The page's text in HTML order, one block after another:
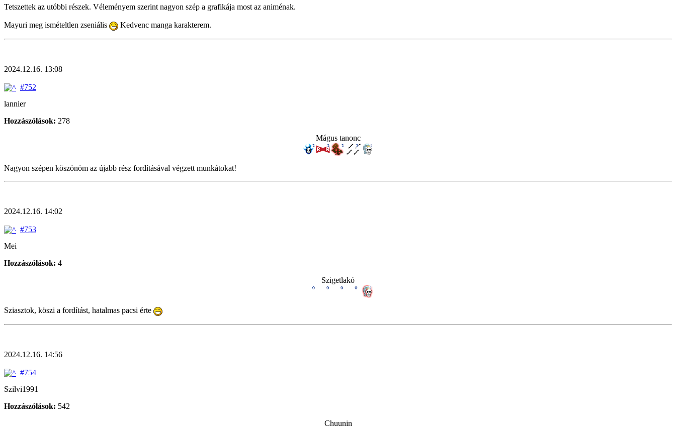
Tetszettek az utóbbi részek. Véleményem szerint nagyon szép a grafikája most az animénak.
Mayuri meg ismételtlen zseniális Kedvenc manga karakterem.
2024.12.16. 13:08
#752
lannier
Hozzászólások: 278
Mágus tanonc
Nagyon szépen köszönöm az újabb rész fordításával végzett munkátokat!
2024.12.16. 14:02
#753
Mei
Hozzászólások: 4
Szigetlakó
Sziasztok, köszi a fordítást, hatalmas pacsi érte
2024.12.16. 14:56
#754
Szilvi1991
Hozzászólások: 542
Chuunin